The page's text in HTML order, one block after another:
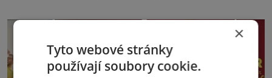
nedávno přečetli. Je to opravdu tak, s věkem jako
×
Tyto webové stránky
používají soubory cookie.